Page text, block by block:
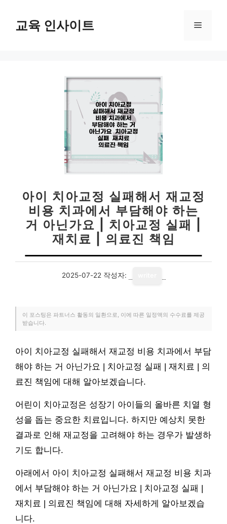
교육 인사이트 메
아이 치아교정 실패해서 재교정
비용 치과에서 부담해야 하는
거 아닌가요 | 치아교정 실패 |
재치료 | 의료진 책임
2025-07-22 작성자:
이 포스팅은 파트너스 활동의 일환으로, 이에 따른 일정액의 수수료를 제공
받습니다.
아이 치아교정 실패해서 재교정 비용 치과에서 부담
해야 하는 거 아닌가요 | 치아교정 실패 | 재치료 | 의
료진 책임에 대해 알아보겠습니다.
어린이 치아교정은 성장기 아이들의 올바른 치열 형
성을 돕는 중요한 치료입니다. 하지만 예상치 못한
결과로 인해 재교정을 고려해야 하는 경우가 발생하
기도 합니다.
아래에서 아이 치아교정 실패해서 재교정 비용 치과
에서 부담해야 하는 거 아닌가요 | 치아교정 실패 |
재치료 | 의료진 책임에 대해 자세하게 알아보겠습
니다.